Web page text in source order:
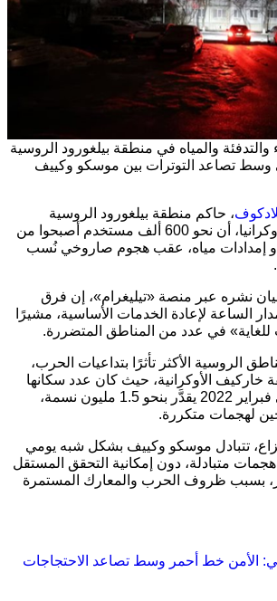
والتدفئة والمياه في منطقة بيلغورود الروسية
تصاعد التوترات بين موسكو وكييف
، حاكم منطقة بيلغورود الروسية
المتاخمة للحدود مع أوكرانيا، أن نحو 600 ألف مستخدم أصبحوا من
أو إمدادات مياه، عقب هجوم صاروخي نُسب
نشره عبر منصة «تيليغرام»، إن فرق
الساعة لإعادة الخدمات الأساسية، مشيرًا
في عدد من المناطق المتضررة.
الروسية الأكثر تأثرًا بتداعيات الحرب،
خاركيف الأوكرانية، حيث كان عدد سكانها
قبل اندلاع الحرب في فبراير 2022 يقدَّر بنحو 1.5 مليون نسمة،
لهجمات متكررة.
تتبادل موسكو وكييف بشكل شبه يومي
هجمات متبادلة، دون إمكانية التحقق المستقل
بسبب ظروف الحرب والمعارك المستمرة
الأمن خط أحمر وسط تصاعد الاحتجاجات